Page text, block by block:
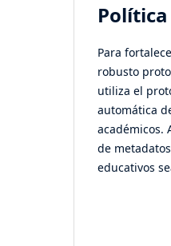
Para
robusto
utiliza el
automática
académicos.
de
educativos